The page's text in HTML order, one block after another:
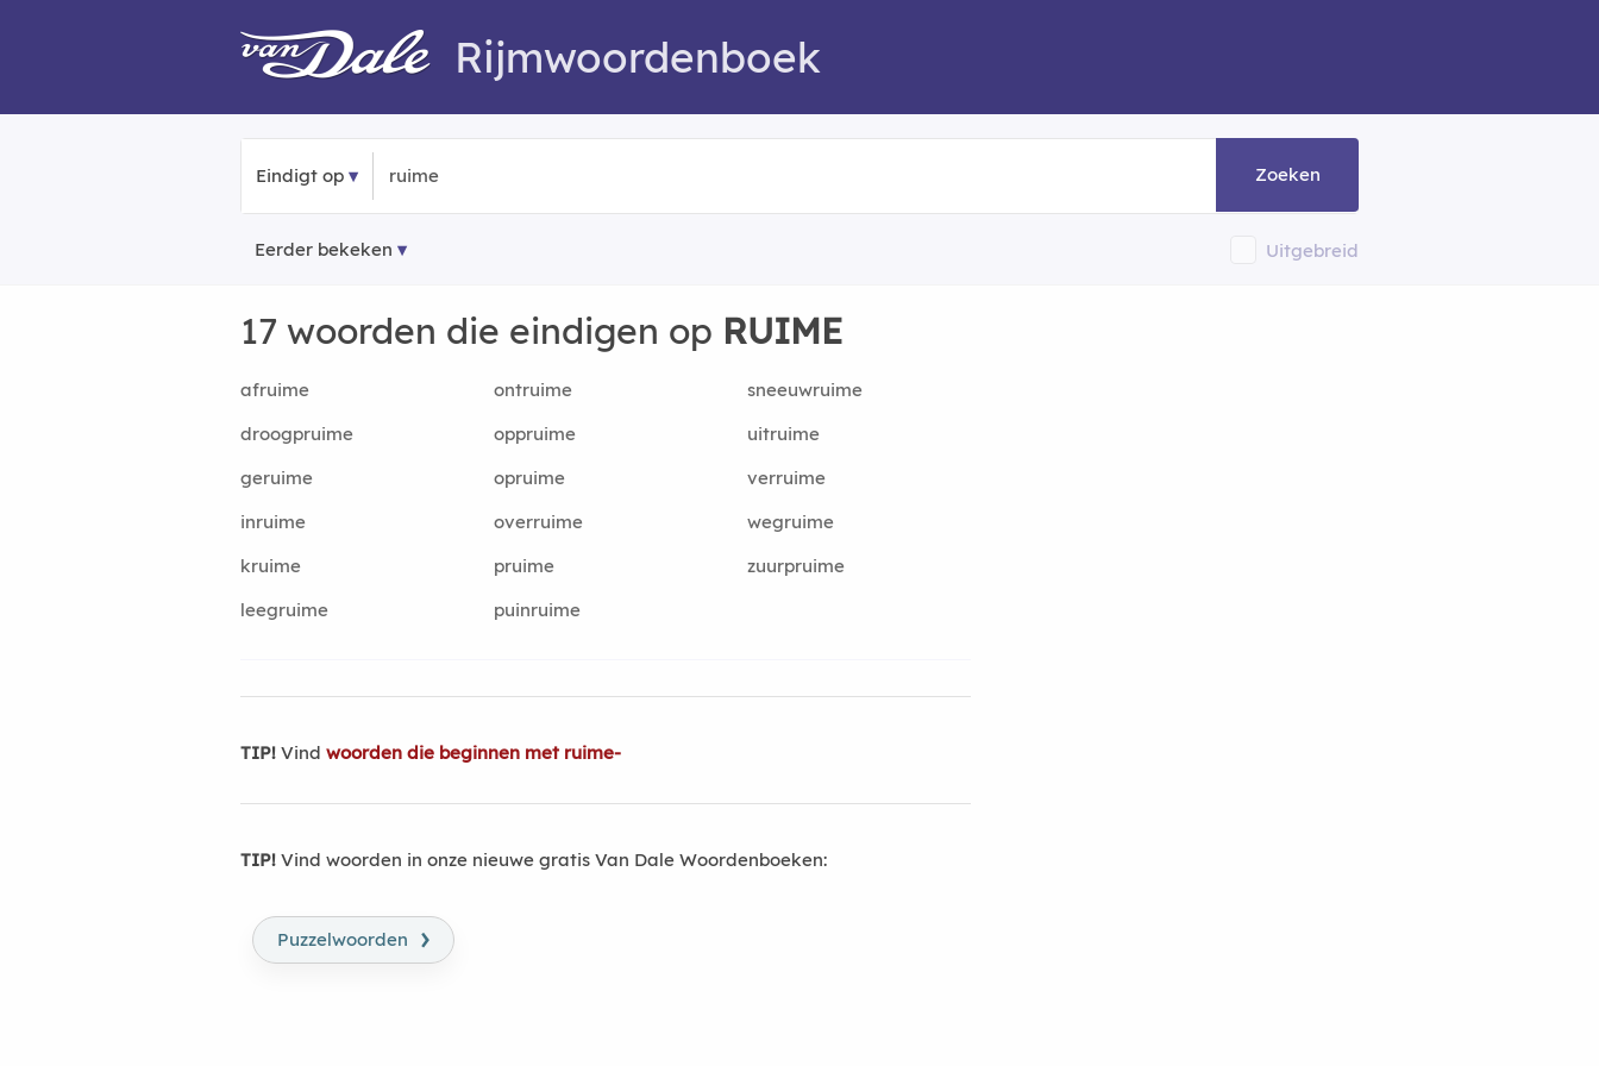
Rijmwoordenboek
Eindigt op Zoeken
Eerder bekeken Uitgebreid
17 woorden die eindigen op RUIME
afruime ontruime
sneeuwruime
droogpruime
oppruime
uitruime
geruime
opruime
verruime
inruime
overruime
wegruime
kruime
pruime
zuurpruime
leegruime
puinruime
TIP! Vind woorden die beginnen met ruime-
TIP! Vind woorden in onze nieuwe gratis Van Dale Woordenboeken:
Puzzelwoorden ›